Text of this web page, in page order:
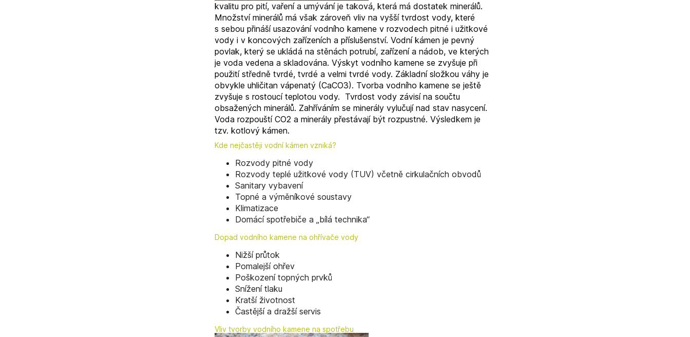
kvalitu pro pití, vaření a umývání je taková, která má dostatek minerálů.
Množství minerálů má však zároveň vliv na vyšší tvrdost vody, které
s sebou přináší usazování vodního kamene v rozvodech pitné i užitkové
vody i v koncových zařízeních a příslušenství. Vodní kámen je pevný
povlak, který se ukládá na stěnách potrubí, zařízení a nádob, ve kterých
je voda vedena a skladována. Výskyt vodního kamene se zvyšuje při
použití středně tvrdé, tvrdé a velmi tvrdé vody. Základní složkou váhy je
obvykle uhličitan vápenatý (CaCO3). Tvorba vodního kamene se ještě
zvyšuje s rostoucí teplotou vody. Tvrdost vody závisí na součtu
obsažených minerálů. Zahříváním se minerály vylučují nad stav nasycení.
Voda rozpouští CO2 a minerály přestávají být rozpustné. Výsledkem je
tzv. kotlový kámen.
Kde nejčastěji vodní kámen vzniká?
Rozvody pitné vody
Rozvody teplé užitkové vody (TUV) včetně cirkulačních obvodů
Sanitary vybavení
Topné a výměníkové soustavy
Klimatizace
Domácí spotřebiče a „bílá technika“
Dopad vodního kamene na ohřívače vody
Nižší průtok
Pomalejší ohřev
Poškození topných prvků
Snížení tlaku
Kratší životnost
Častější a dražší servis
Vliv tvorby vodního kamene na spotřebu